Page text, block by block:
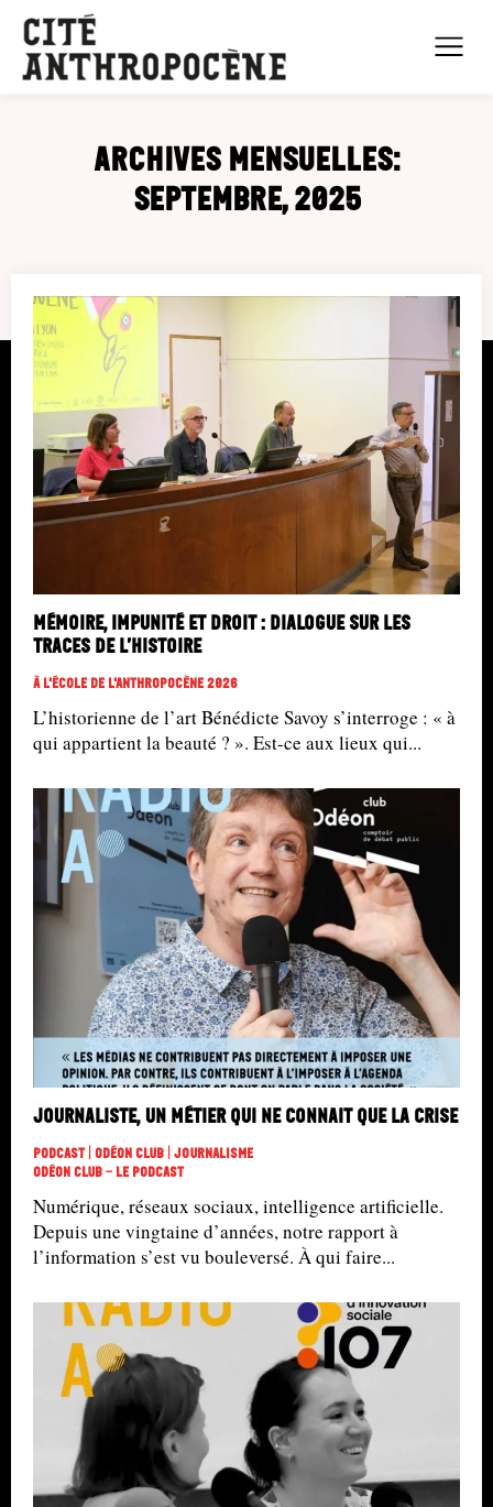
Archives mensuelles:
Septembre, 2025
Mémoire, impunité et droit : dialogue sur les
traces de l’histoire
À L'école De L'Anthropocène 2026
L’historienne de l’art Bénédicte Savoy s’interroge : « à
qui appartient la beauté ? ». Est-ce aux lieux qui...
Journaliste, un métier qui ne connait que la crise
Podcast | Odéon Club | Journalisme
Odéon Club - Le Podcast
Numérique, réseaux sociaux, intelligence artificielle.
Depuis une vingtaine d’années, notre rapport à
l’information s’est vu bouleversé. À qui faire...